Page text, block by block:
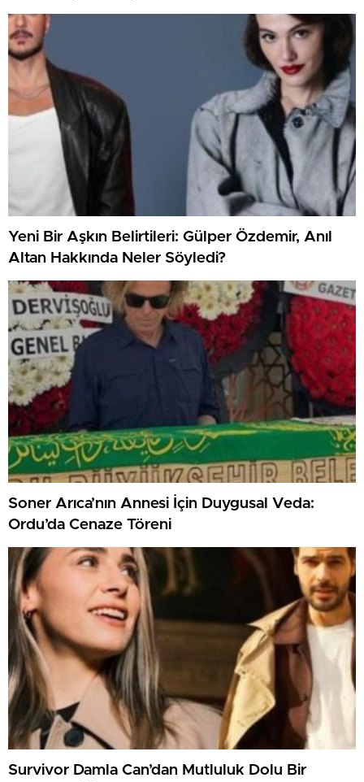
Yeni Bir Aşkın Belirtileri: Gülper Özdemir, Anıl
Altan Hakkında Neler Söyledi?
Soner Arıca’nın Annesi İçin Duygusal Veda:
Ordu’da Cenaze Töreni
Survivor Damla Can’dan Mutluluk Dolu Bir